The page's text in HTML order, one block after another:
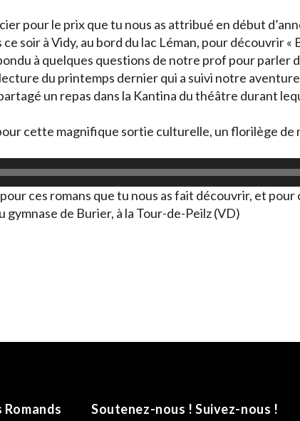
pour le prix que tu nous as attribué en début
soir à Vidy, au bord du lac Léman, pour découvrir «
à quelques questions de notre prof pour parler
du printemps dernier qui a suivi notre
un repas dans la Kantina du théâtre durant
cette magnifique sortie culturelle, un florilège
ces romans que tu nous as fait découvrir, et
de Burier, à la Tour-de-Peilz (VD)
Soutenez-nous ! Suivez-nous !